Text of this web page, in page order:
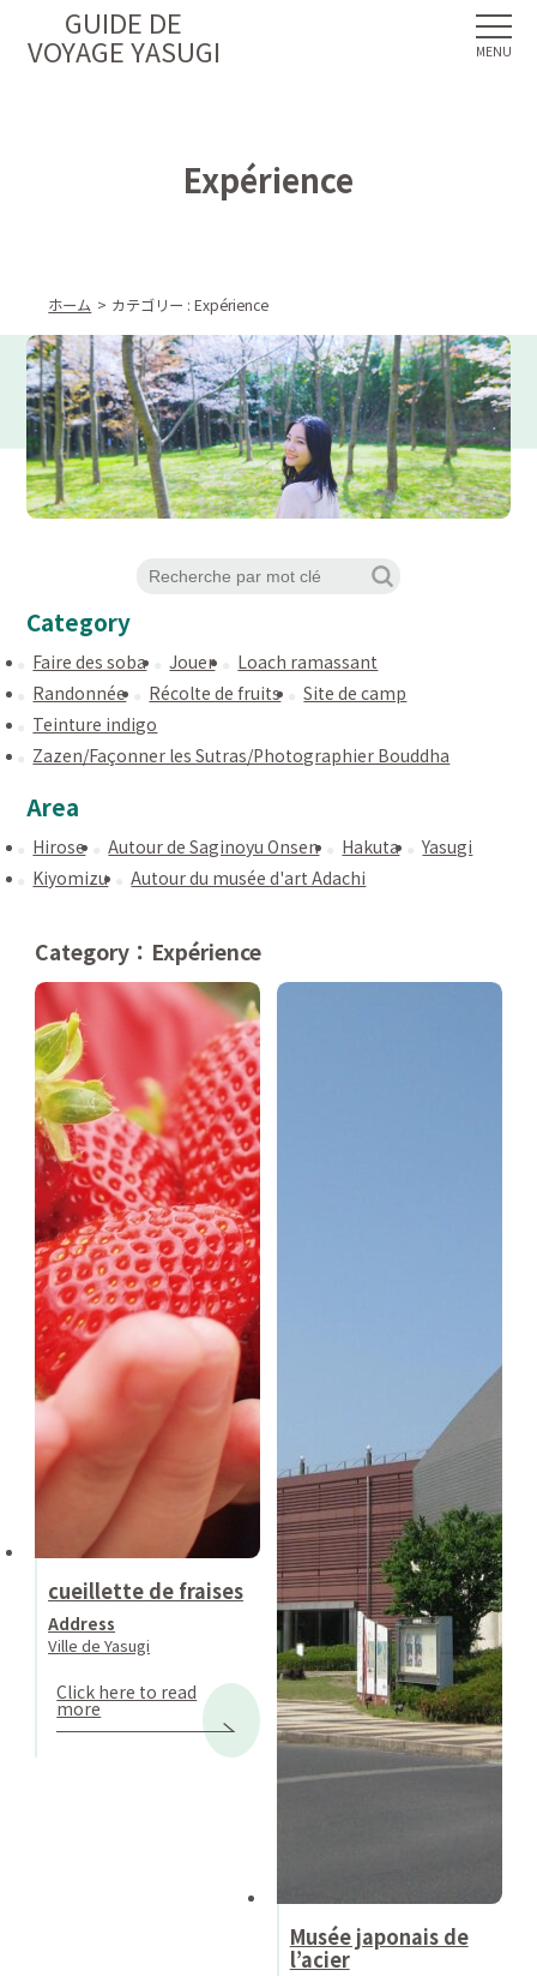
GUIDE DE
VOYAGE YASUGI
Expérience
ホーム カテゴリー :Expérience
Category
Faire des soba Jouer
Loach ramassant
Randonnée
Récolte de fruits
Site de camp
Teinture indigo
Zazen/Façonner les Sutras/Photographier Bouddha
Area
Hirose Autour de Saginoyu Onsen Hakuta
Yasugi
Kiyomizu
Autour du musée d'art Adachi
Category：Expérience
cueillette de fraises
Address
Ville de Yasugi
Click here to read
more
Musée japonais de
l’acier